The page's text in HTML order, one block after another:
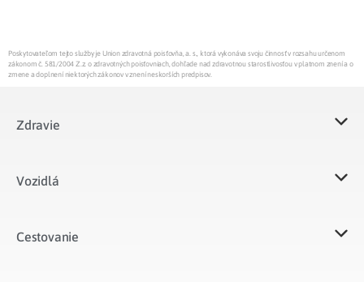
Poskytovateľom tejto služby je Union zdravotná poisťovňa, a. s., ktorá vykonáva svoju činnosť v rozsahu určenom
zákonom č. 581/2004 Z.z. o zdravotných poisťovniach, dohľade nad zdravotnou starostlivosťou v platnom znení a o
zmene a doplnení niektorých zákonov v znení neskorších predpisov.
Zdravie
Vozidlá​
Cestovanie